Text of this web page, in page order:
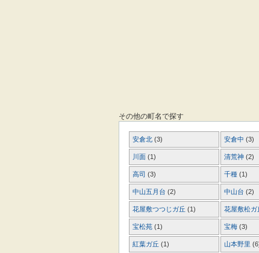
その他の町名で探す
安倉北 (3) 安倉中 (3)
川面 (1) 清荒神 (2)
高司 (3) 千種 (1)
中山五月台 (2) 中山台 (2)
花屋敷つつじガ丘 (1) 花屋敷松ガ
宝松苑 (1) 宝梅 (3)
紅葉ガ丘 (1) 山本野里